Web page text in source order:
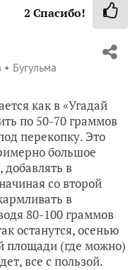
2 Спасибо!
Бугульма
как в «Угадай
по 50-70 граммов
перекопку. Это
большое
добавлять в
со второй
в
80-100 граммов
останутся, осенью
площади (где можно)
все с пользой.